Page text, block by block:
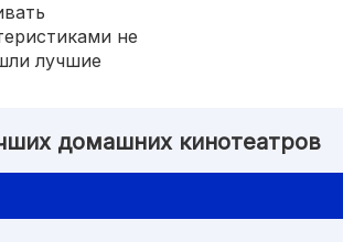
не
лучшие
домашних кинотеатров